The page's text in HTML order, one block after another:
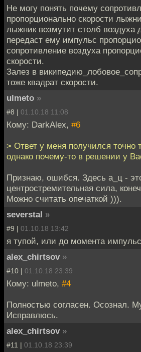
Не могу понять почему
пропорционально скорости
лыжник возмутит столб воздуха
передаст ему импульс
сопротивление воздуха
скорости.
Залез в
тоже квадрат скорости.
ulmeto »
#8 | 01.10.18 11:08
Кому: DarkAlex, #6
> Ответ у меня получился точно
однако почему-то в решении у
Признаю, ошибся. Здесь a_ц -
центростремительная сила,
Можно считать опечаткой ))).
severstal »
#9 | 01.10.18 13:42
я тупой, или до момента
alex_chirtsov »
#10 | 01.10.18 23:39
Кому: ulmeto, #4
Полностью согласен. Осознал.
Исправлюсь.
alex_chirtsov »
#11 | 01.10.18 23:39